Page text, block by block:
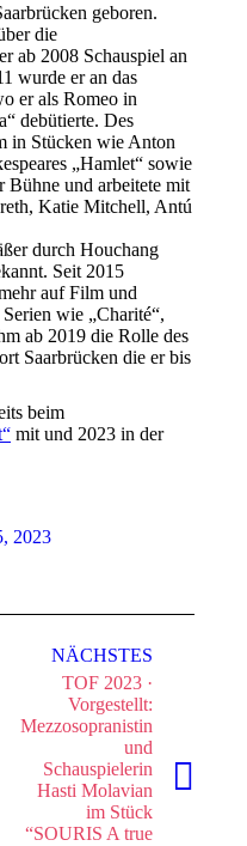
geboren.
die
ab 2008 Schauspiel an
wurde er an das
er als Romeo in
debütierte. Des
in Stücken wie Anton
„Hamlet“ sowie
Bühne und arbeitete mit
Katie Mitchell, Antú
durch Houchang
Seit 2015
auf Film und
wie „Charité“,
ab 2019 die Rolle des
Saarbrücken die er bis
beim
mit und 2023 in der
2023
NÄCHSTES
Nächster
TOF 2023 ·
Vorgestellt:
Mezzosopranistin
und
Schauspielerin
Hasti Molavian
im Stück
“SOURIS A true